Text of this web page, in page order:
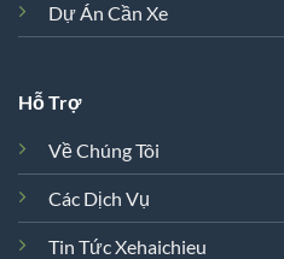
Dự Án Cần Xe
Hỗ Trợ
Về Chúng Tôi
Các Dịch Vụ
Tin Tức Xehaichieu